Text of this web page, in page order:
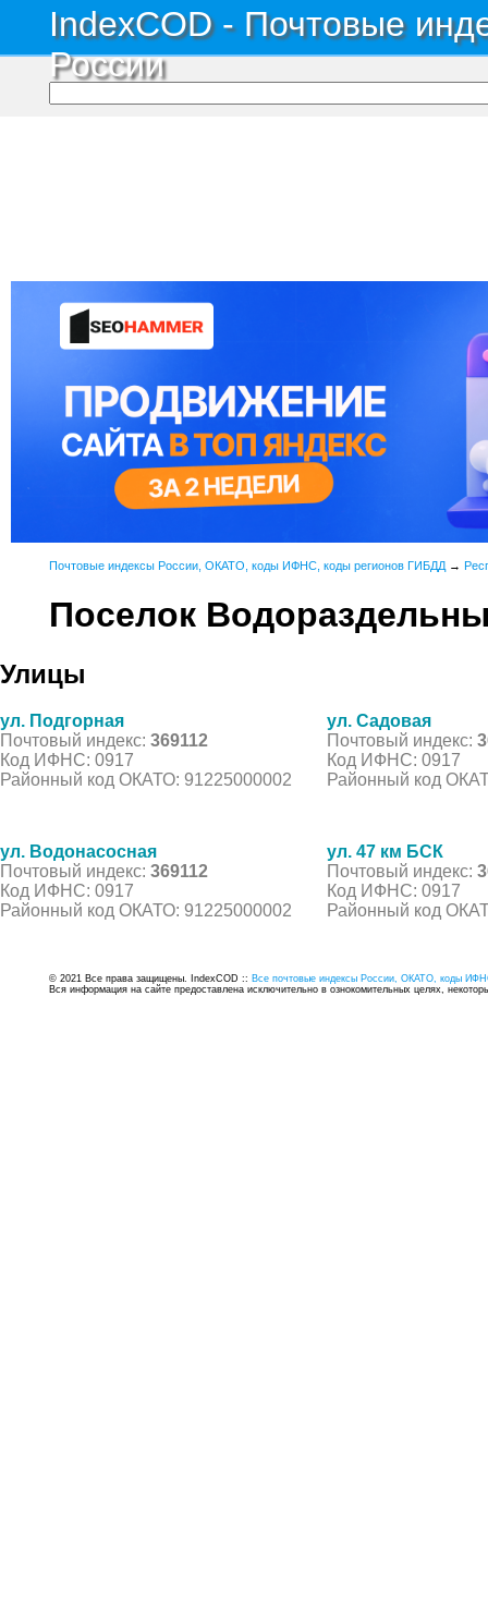
IndexCOD - Почтовые
России
Почтовые индексы России, ОКАТО, коды ИФНС, коды регионов ГИБДД →
Поселок
Улицы
ул. Подгорная
Почтовый индекс: 369112
Код ИФНС: 0917
Районный код ОКАТО: 91225000002
ул. Садовая
Почтовый индекс:
Код ИФНС: 0917
Районный код
ул. Водонасосная
Почтовый индекс: 369112
Код ИФНС: 0917
Районный код ОКАТО: 91225000002
ул. 47 км БСК
Почтовый индекс:
Код ИФНС: 0917
Районный код
© 2021 Все права защищены. IndexCOD :: Все почтовые индексы России, ОКАТО, коды
Вся информация на сайте предоставлена исключительно в ознокомительных целях,